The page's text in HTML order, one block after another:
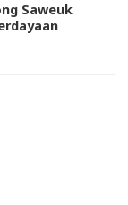
Saweuk